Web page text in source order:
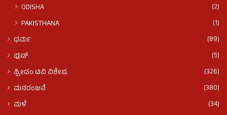
ODISHA
(2)
PAKISTHANA
(1)
ಧರ್ಮ
(89)
ಫುಡ್​​
(5)
ಫ್ರೀಡಂ ಟಿವಿ ವಿಶೇಷ
(326)
ಮನರಂಜನೆ
(380)
ಮಳೆ
(34)